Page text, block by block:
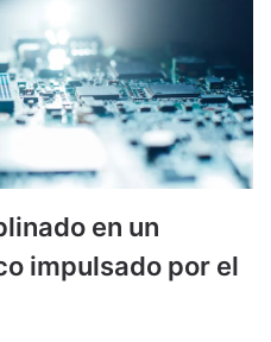
en un
impulsado por el